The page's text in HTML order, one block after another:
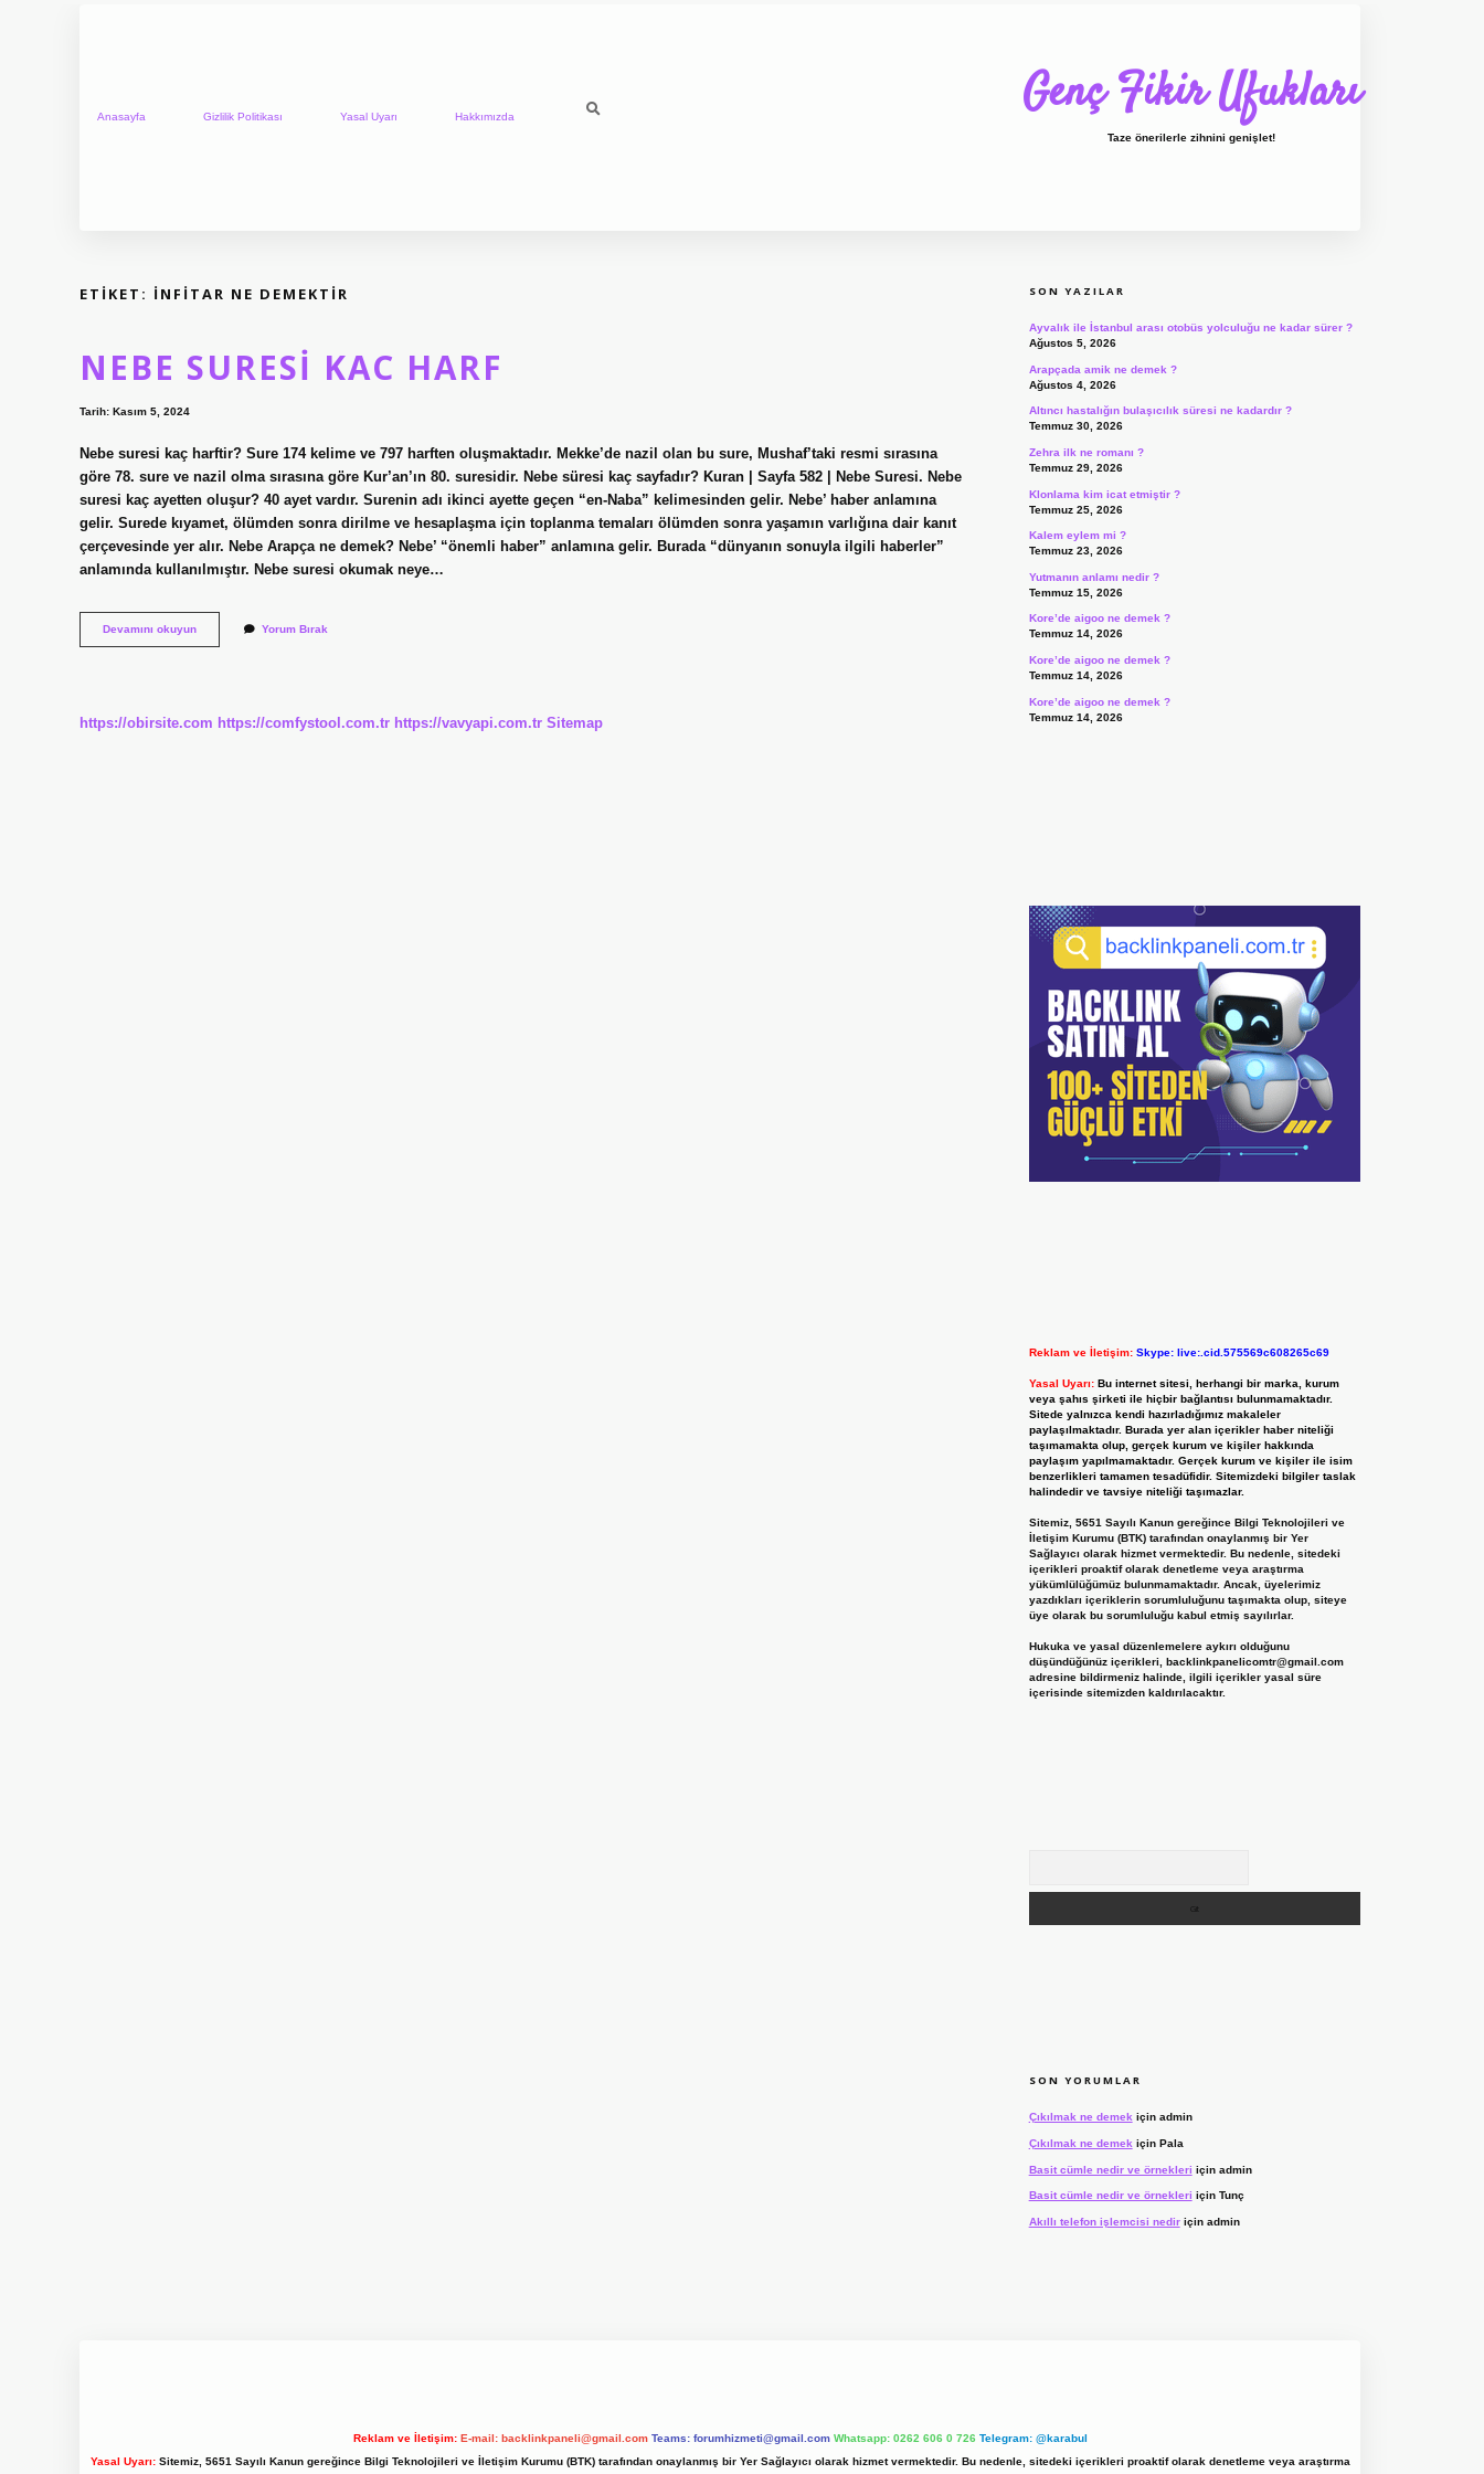
Anasayfa Gizlilik Politikası Yasal Uyarı Hakkımızda Genç Fikir Ufukları
Taze önerilerle zihnini genişlet!
ETIKET: İNFITAR NE DEMEKTIR
NEBE SURESI KAC HARF
Tarih: Kasım 5, 2024
Nebe suresi kaç harftir? Sure 174 kelime ve 797 harften oluşmaktadır. Mekke’de nazil olan bu sure, Mushaf’taki resmi sırasına
göre 78. sure ve nazil olma sırasına göre Kur’an’ın 80. suresidir. Nebe süresi kaç sayfadır? Kuran | Sayfa 582 | Nebe Suresi. Nebe
suresi kaç ayetten oluşur? 40 ayet vardır. Surenin adı ikinci ayette geçen “en-Naba” kelimesinden gelir. Nebe’ haber anlamına
gelir. Surede kıyamet, ölümden sonra dirilme ve hesaplaşma için toplanma temaları ölümden sonra yaşamın varlığına dair kanıt
çerçevesinde yer alır. Nebe Arapça ne demek? Nebe’ “önemli haber” anlamına gelir. Burada “dünyanın sonuyla ilgili haberler”
anlamında kullanılmıştır. Nebe suresi okumak neye…
Devamını okuyunNebe
Suresi
Yorum Bırak
https://obirsite.com https://comfystool.com.tr https://vavyapi.com.tr Sitemap
SON YAZILAR
Ayvalık ile İstanbul arası otobüs yolculuğu ne kadar sürer ?
Ağustos 5, 2026
Arapçada amik ne demek ?
Ağustos 4, 2026
Altıncı hastalığın bulaşıcılık süresi ne kadardır ?
Temmuz 30, 2026
Zehra ilk ne romanı ?
Temmuz 29, 2026
Klonlama kim icat etmiştir ?
Temmuz 25, 2026
Kalem eylem mi ?
Temmuz 23, 2026
Yutmanın anlamı nedir ?
Temmuz 15, 2026
Kore’de aigoo ne demek ?
Temmuz 14, 2026
Kore’de aigoo ne demek ?
Temmuz 14, 2026
Kore’de aigoo ne demek ?
Temmuz 14, 2026
Reklam ve İletişim: Skype: live:.cid.575569c608265c69
Yasal Uyarı: Bu internet sitesi, herhangi bir marka, kurum
veya şahıs şirketi ile hiçbir bağlantısı bulunmamaktadır.
Sitede yalnızca kendi hazırladığımız makaleler
paylaşılmaktadır. Burada yer alan içerikler haber niteliği
taşımamakta olup, gerçek kurum ve kişiler hakkında
paylaşım yapılmamaktadır. Gerçek kurum ve kişiler ile isim
benzerlikleri tamamen tesadüfidir. Sitemizdeki bilgiler taslak
halindedir ve tavsiye niteliği taşımazlar.
Sitemiz, 5651 Sayılı Kanun gereğince Bilgi Teknolojileri ve
İletişim Kurumu (BTK) tarafından onaylanmış bir Yer
Sağlayıcı olarak hizmet vermektedir. Bu nedenle, sitedeki
içerikleri proaktif olarak denetleme veya araştırma
yükümlülüğümüz bulunmamaktadır. Ancak, üyelerimiz
yazdıkları içeriklerin sorumluluğunu taşımakta olup, siteye
üye olarak bu sorumluluğu kabul etmiş sayılırlar.
Hukuka ve yasal düzenlemelere aykırı olduğunu
düşündüğünüz içerikleri, backlinkpanelicomtr@gmail.com
adresine bildirmeniz halinde, ilgili içerikler yasal süre
içerisinde sitemizden kaldırılacaktır.
SON YORUMLAR
Çıkılmak ne demekiçin admin
Çıkılmak ne demek için Pala
Basit cümle nedir ve örnekleri için admin
Basit cümle nedir ve örnekleri için Tunç
Akıllı telefon işlemcisi nediriçin admin
Reklam ve İletişim: E-mail: backlinkpaneli@gmail.com Teams: forumhizmeti@gmail.com Whatsapp: 0262 606 0 726 Telegram: @karabul
Yasal Uyarı:Sitemiz, 5651 Sayılı Kanun gereğince Bilgi Teknolojileri ve İletişim Kurumu (BTK) tarafından onaylanmış bir Yer Sağlayıcı olarak hizmet vermektedir. Bu nedenle, sitedeki içerikleri proaktif olarak denetleme veya araştırma